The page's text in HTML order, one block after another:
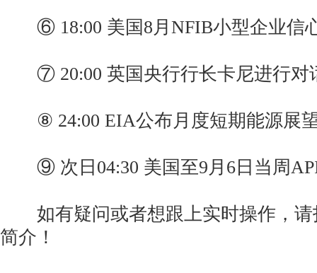
⑥ 18:00 美国8月NFIB小型企业信
⑦ 20:00 英国央行行长卡尼进行对
⑧ 24:00 EIA公布月度短期能源展
⑨ 次日04:30 美国至9月6日当周
如有疑问或者想跟上实时操作，请
简介！